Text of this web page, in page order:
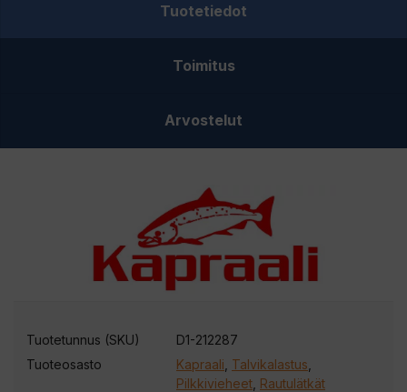
rautulätkä
Tuotetiedot
Toimitus
Arvostelut
Tuotetunnus (SKU)
D1-212287
Tuoteosasto
Kapraali Talvikalastus
Pilkkivieheet Rautulätkät